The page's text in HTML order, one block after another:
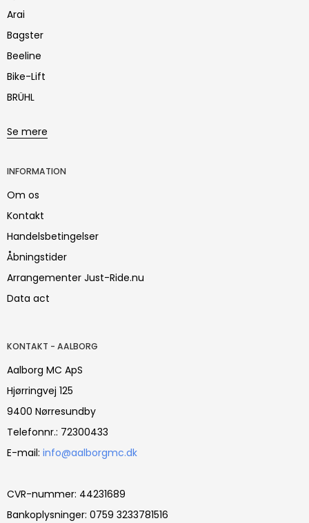
Arai
Bagster
Beeline
Bike-Lift
BRÜHL
Se mere
INFORMATION
Om os
Kontakt
Handelsbetingelser
Åbningstider
Arrangementer Just-Ride.nu
Data act
KONTAKT - AALBORG
Aalborg MC ApS
Hjørringvej 125
9400 Nørresundby
Telefonnr.: 72300433
E-mail: info@aalborgmc.dk
CVR-nummer: 44231689
Bankoplysninger: 0759 3233781516